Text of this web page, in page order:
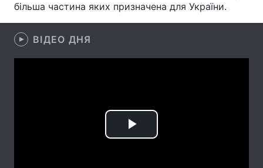
Екологія
більша частина яких призначена для України.
ВІДЕО ДНЯ
Play